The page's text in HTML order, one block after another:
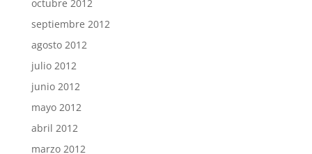
octubre 2012
septiembre 2012
agosto 2012
julio 2012
junio 2012
mayo 2012
abril 2012
marzo 2012